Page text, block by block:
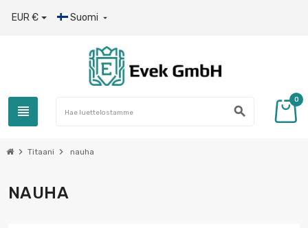
EUR € Suomi 
view_headline search
0
chevron_right Titaani chevron_right nauha
NAUHA